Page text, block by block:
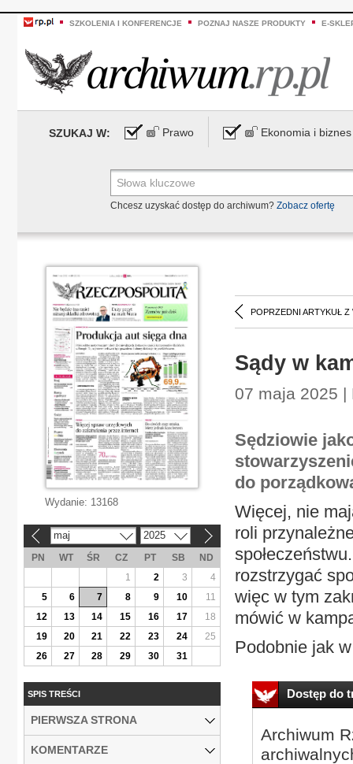
SZKOLENIA I KONFERENCJE POZNAJ NASZE PRODUKTY E-
SZUKAJ W: Prawo Ekonomia i biznes
Chcesz uzyskać dostęp do archiwum? Zobacz ofertę
POPRZEDNI ARTYKUŁ Z
Sądy w
07 maja 2025 |
Sędziowie
do
Więcej, nie
roli
rozstrzygać
więc w tym
mówić w
Podobnie jak
Dostęp do
Archiwum
Wydanie: 13168
maj 2025
PN WT ŚR CZ PT SB
ND
1
2 3
4
5
6 7 8 9 10
11
12
13 14 15 16 17
18
19
20 21 22 23 24
25
26
27 28 29 30 31
SPIS TREŚCI
PIERWSZA STRONA
KOMENTARZE